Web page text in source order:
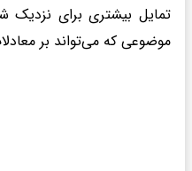
تمایل بیشتری برای نزدیک
موضوعی که می‌تواند بر